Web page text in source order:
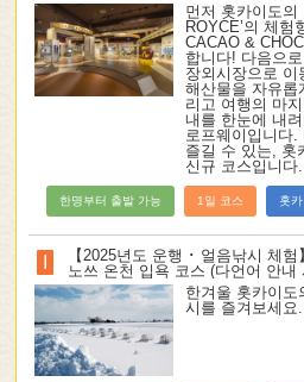
먼저 홋카이도
ROYCE’의 체험
CACAO &
합니다! 다음으
장외시장으로
해산물을 자유롭
리고 여행의 마
내를 한눈에 내
로프웨이입니다
즐길 수 있는, 홋
신규 코스입니다.
한명부터 출발 가능 1일 코스 홋
【2025년도 운행 ･ 얼음낚시 체
노쓰 온천 입욕 코스 (다언어 안내
한겨울 홋카이
시를 즐겨보세요.